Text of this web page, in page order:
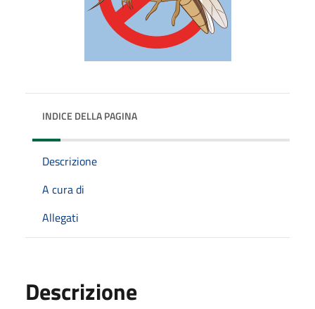
INDICE DELLA PAGINA
Descrizione
A cura di
Allegati
Descrizione